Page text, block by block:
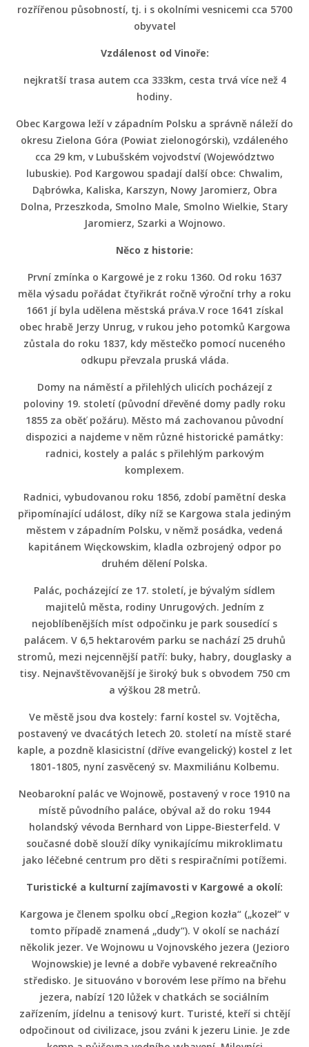
rozřířenou působností, tj. i s okolními vesnicemi cca 5700
obyvatel
Vzdálenost od Vinoře:
nejkratší trasa autem cca 333km, cesta trvá více než 4
hodiny.
Obec Kargowa leží v západním Polsku a správně náleží do
okresu Zielona Góra (Powiat zielonogórski), vzdáleného
cca 29 km, v Lubušském vojvodství (Województwo
lubuskie). Pod Kargowou spadají další obce: Chwalim,
Dąbrówka, Kaliska, Karszyn, Nowy Jaromierz, Obra
Dolna, Przeszkoda, Smolno Male, Smolno Wielkie, Stary
Jaromierz, Szarki a Wojnowo.
Něco z historie:
První zmínka o Kargowé je z roku 1360. Od roku 1637
měla výsadu pořádat čtyřikrát ročně výroční trhy a roku
1661 jí byla udělena městská práva.V roce 1641 získal
obec hrabě Jerzy Unrug, v rukou jeho potomků Kargowa
zůstala do roku 1837, kdy městečko pomocí nuceného
odkupu převzala pruská vláda.
Domy na náměstí a přilehlých ulicích pocházejí z
poloviny 19. století (původní dřevěné domy padly roku
1855 za oběť požáru). Město má zachovanou původní
dispozici a najdeme v něm různé historické památky:
radnici, kostely a palác s přilehlým parkovým
komplexem.
Radnici, vybudovanou roku 1856, zdobí pamětní deska
připomínající událost, díky níž se Kargowa stala jediným
městem v západním Polsku, v němž posádka, vedená
kapitánem Więckowskim, kladla ozbrojený odpor po
druhém dělení Polska.
Palác, pocházející ze 17. století, je bývalým sídlem
majitelů města, rodiny Unrugových. Jedním z
nejoblíbenějších míst odpočinku je park sousedící s
palácem. V 6,5 hektarovém parku se nachází 25 druhů
stromů, mezi nejcennější patří: buky, habry, douglasky a
tisy. Nejnavštěvovanější je široký buk s obvodem 750 cm
a výškou 28 metrů.
Ve městě jsou dva kostely: farní kostel sv. Vojtěcha,
postavený ve dvacátých letech 20. století na místě staré
kaple, a pozdně klasicistní (dříve evangelický) kostel z let
1801-1805, nyní zasvěcený sv. Maxmiliánu Kolbemu.
Neobarokní palác ve Wojnowě, postavený v roce 1910 na
místě původního paláce, obýval až do roku 1944
holandský vévoda Bernhard von Lippe-Biesterfeld. V
současné době slouží díky vynikajícímu mikroklimatu
jako léčebné centrum pro děti s respiračními potížemi.
Turistické a kulturní zajímavosti v Kargowé a okolí:
Kargowa je členem spolku obcí „Region kozła“ („kozeł“ v
tomto případě znamená „dudy“). V okolí se nachází
několik jezer. Ve Wojnowu u Vojnovského jezera (Jezioro
Wojnowskie) je levné a dobře vybavené rekreačního
středisko. Je situováno v borovém lese přímo na břehu
jezera, nabízí 120 lůžek v chatkách se sociálním
zařízením, jídelnu a tenisový kurt. Turisté, kteří si chtějí
odpočinout od civilizace, jsou zváni k jezeru Linie. Je zde